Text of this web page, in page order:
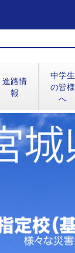
進路情
報
中学生
の皆様
へ